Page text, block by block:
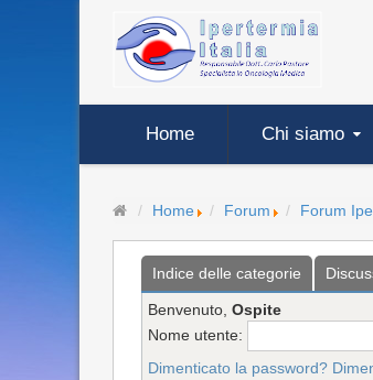
Home Chi siamo
Home Forum Forum
Indice delle categorie
Benvenuto, Ospite
Nome utente:
Dimenticato la password?